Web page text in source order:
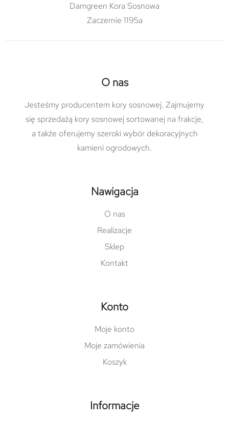
Damgreen Kora Sosnowa
Zaczernie 1195a
O nas
Jesteśmy producentem kory sosnowej. Zajmujemy
się sprzedażą kory sosnowej sortowanej na frakcje,
a także oferujemy szeroki wybór dekoracyjnych
kamieni ogrodowych.
Nawigacja
O nas
Realizacje
Sklep
Kontakt
Konto
Moje konto
Moje zamówienia
Koszyk
Informacje